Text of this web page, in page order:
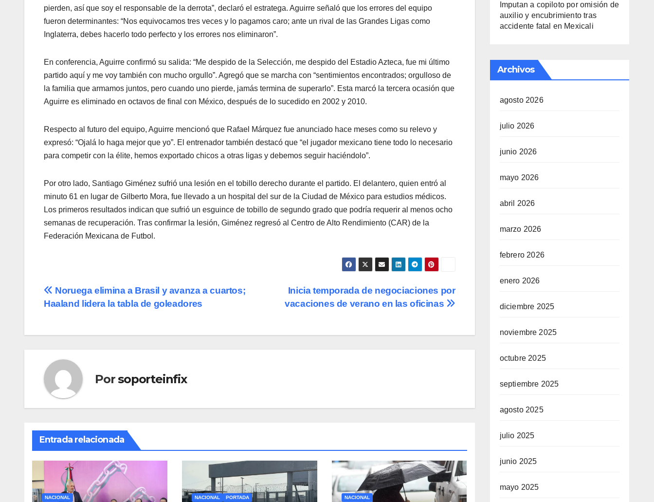
pierden, así que soy el responsable de la derrota”, declaró el estratega. Aguirre señaló que los errores del equipo
fueron determinantes: “Nos equivocamos tres veces y lo pagamos caro; ante un rival de las Grandes Ligas como
Inglaterra, debes hacerlo todo perfecto y los errores nos eliminaron”.
En conferencia, Aguirre confirmó su salida: “Me despido de la Selección, me despido del Estadio Azteca, fue mi último
partido aquí y me voy también con mucho orgullo”. Agregó que se marcha con “sentimientos encontrados; orgulloso de
la familia que armamos juntos, pero cuando uno pierde, jamás termina de superarlo”. Esta marcó la tercera ocasión que
Aguirre es eliminado en octavos de final con México, después de lo sucedido en 2002 y 2010.
Respecto al futuro del equipo, Aguirre mencionó que Rafael Márquez fue anunciado hace meses como su relevo y
expresó: “Ojalá lo haga mejor que yo”. El entrenador también destacó que “el jugador mexicano tiene todo lo necesario
para competir con la élite, hemos exportado chicos a otras ligas y debemos seguir haciéndolo”.
Por otro lado, Santiago Giménez sufrió una lesión en el tobillo derecho durante el partido. El delantero, quien entró al
minuto 61 en lugar de Gilberto Mora, fue llevado a un hospital del sur de la Ciudad de México para estudios médicos.
Los primeros resultados indican que sufrió un esguince de tobillo de segundo grado que podría requerir al menos ocho
semanas de recuperación. Tras confirmar la lesión, Giménez regresó al Centro de Alto Rendimiento (CAR) de la
Federación Mexicana de Futbol.
Navegación
entradas
Inicia temporada de negociaciones por
vacaciones de verano en las oficinas
Noruega elimina a Brasil y avanza a cuartos;
Haaland lidera la tabla de goleadores
Porsoporteinfix
Entrada relacionada
NACIONAL NACIONAL PORTADA NACIONAL
Imputan a copiloto por omisión de
auxilio y encubrimiento tras
accidente fatal en Mexicali
Archivos
agosto 2026
julio 2026
junio 2026
mayo 2026
abril 2026
marzo 2026
febrero 2026
enero 2026
diciembre 2025
noviembre 2025
octubre 2025
septiembre 2025
agosto 2025
julio 2025
junio 2025
mayo 2025